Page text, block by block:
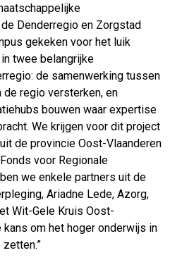
Denderregio en Zorgstad
gekeken voor het luik
twee belangrijke
de samenwerking tussen
regio versterken, en
bouwen waar expertise
We krijgen voor dit project
de provincie Oost-Vlaanderen
voor Regionale
we enkele partners uit de
Ariadne Lede, Azorg,
Wit-Gele Kruis Oost-
om het hoger onderwijs in